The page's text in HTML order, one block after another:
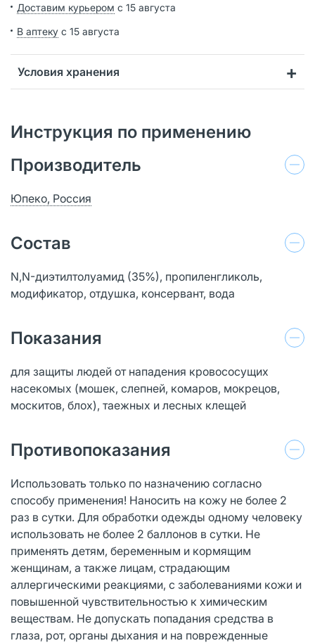
Доставим курьером с 15 августа
В аптеку с 15 августа
Условия хранения
Инструкция по применению
Производитель
Юпеко, Россия
Состав
N,N-диэтилтолуамид (35%), пропиленгликоль,
модификатор, отдушка, консервант, вода
Показания
для защиты людей от нападения кровососущих
насекомых (мошек, слепней, комаров, мокрецов,
москитов, блох), таежных и лесных клещей
Противопоказания
Использовать только по назначению согласно
способу применения! Наносить на кожу не более 2
раз в сутки. Для обработки одежды одному человеку
использовать не более 2 баллонов в сутки. Не
применять детям, беременным и кормящим
женщинам, а также лицам, страдающим
аллергическими реакциями, с заболеваниями кожи и
повышенной чувствительностью к химическим
веществам. Не допускать попадания средства в
глаза, рот, органы дыхания и на поврежденные